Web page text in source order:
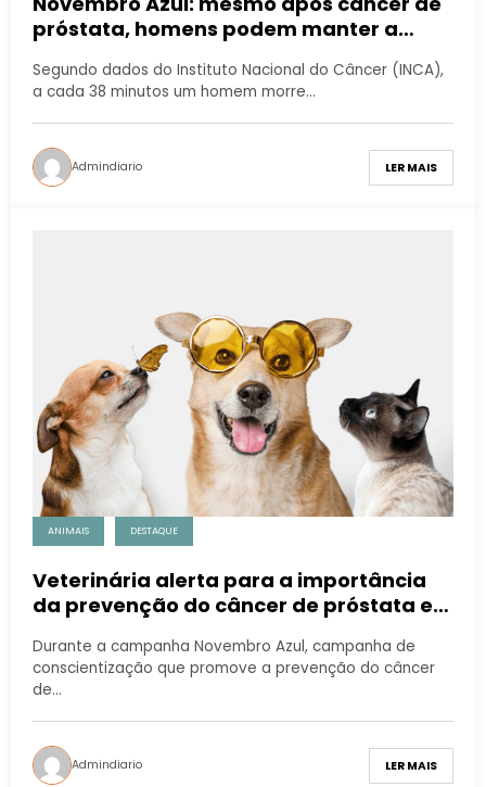
próstata, homens podem manter a
Segundo dados do Instituto Nacional do Câncer (INCA),
a cada 38 minutos um homem morre…
Admindiario LER MAIS
ANIMAIS DESTAQUE
Veterinária alerta para a importância
da prevenção do câncer de próstata em
Durante a campanha Novembro Azul, campanha de
conscientização que promove a prevenção do câncer
de…
Admindiario LER MAIS